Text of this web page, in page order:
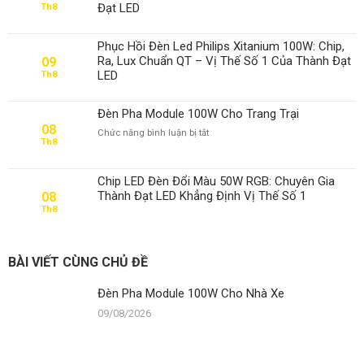
Th8
Đạt LED
09
Th8
Phục Hồi Đèn Led Philips Xitanium 100W: Chip,
Ra, Lux Chuẩn QT – Vị Thế Số 1 Của Thành Đạt
LED
08
Th8
Đèn Pha Module 100W Cho Trang Trại
Chức năng bình luận bị tắtở
100W
Cho
08
Th8
Chip LED Đèn Đổi Màu 50W RGB: Chuyên Gia
Thành Đạt LED Khẳng Định Vị Thế Số 1
BÀI VIẾT CÙNG CHỦ ĐỀ
Đèn Pha Module 100W Cho Nhà Xe
09/08/2026